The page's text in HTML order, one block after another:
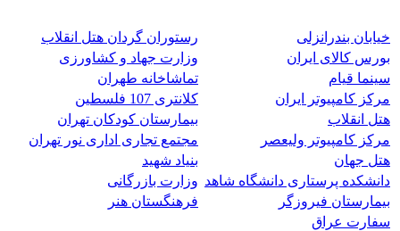
خیابان بندرانزلی
رستوران گردان هتل انقلاب
بورس کالای ایران
وزارت جهاد و کشاورزی
سینما قیام
تماشاخانه طهران
مرکز کامپیوتر ایران
کلانتری 107 فلسطین
هتل انقلاب
بیمارستان کودکان تهران
مرکز کامپیوتر ولیعصر
مجتمع تجاری اداری نور تهران
هتل جهان
بنیاد شهید
دانشکده پرستاری دانشگاه شاهد وزارت بازرگانی
بیمارستان فیروزگر
فرهنگستان هنر
سفارت عراق